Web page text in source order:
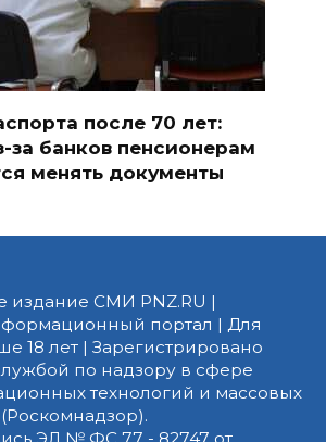
после 70 лет:
за банков пенсионерам
менять документы
издание СМИ PNZ.RU |
портал | Для
18 лет | Зарегистрировано
по надзору в сфере
технологий и массовых